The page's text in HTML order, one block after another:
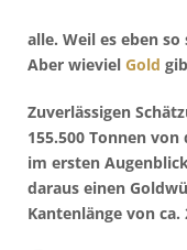
alle. Weil es eben
Aber wieviel Gold
Zuverlässigen
155.500 Tonnen
im ersten
daraus einen
Kantenlänge von ca.